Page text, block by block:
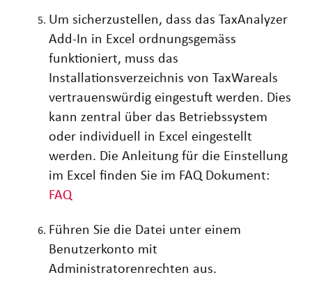
Um sicherzustellen, dass das TaxAnalyzer
Add-In in Excel ordnungsgemäss
funktioniert, muss das
Installationsverzeichnis von TaxWareals
vertrauenswürdig eingestuft werden. Dies
kann zentral über das Betriebssystem
oder individuell in Excel eingestellt
werden. Die Anleitung für die Einstellung
im Excel finden Sie im FAQ Dokument:
FAQ
Führen Sie die Datei unter einem
Benutzerkonto mit
Administratorenrechten aus.